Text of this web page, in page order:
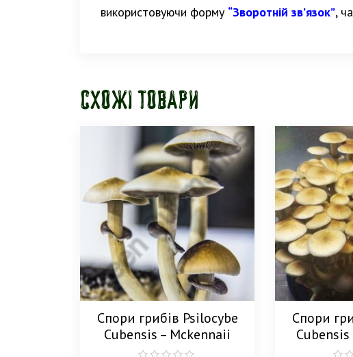
використовуючи форму “Зворотній зв’язок”,
Схожі товари
Спори грибів Psilocybe
Cubensis – Mckennaii
Спори